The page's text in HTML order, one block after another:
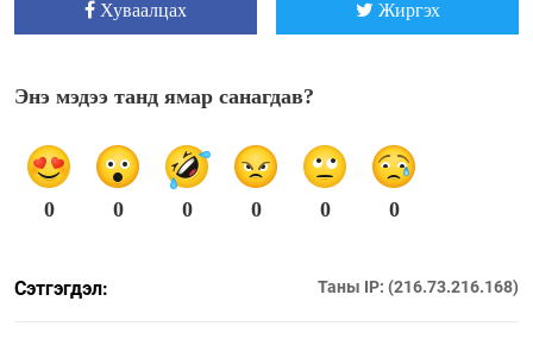
Хуваалцах Жиргэх
Энэ мэдээ танд ямар санагдав?
0 0 0 0 0 0
Сэтгэгдэл: Таны IP: (216.73.216.168)